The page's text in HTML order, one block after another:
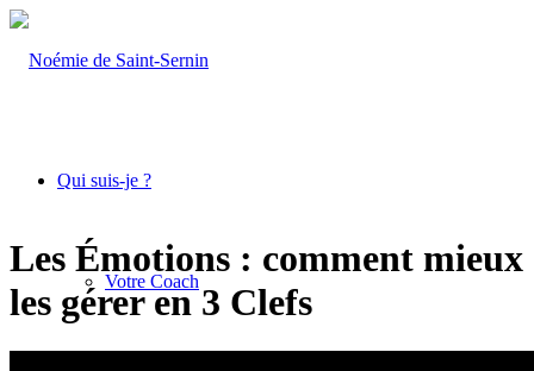
Qui suis-je ?
Votre Coach
Les Émotions : comment mieux
les gérer en 3 Clefs